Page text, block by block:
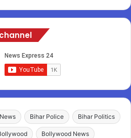
Bihar Police Bihar Politics
Bollywood News